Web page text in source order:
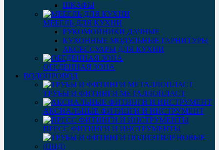
ШКАФЫ
МЕБЕЛЬ ДЛЯ КУХНИ
РУКОМОЙНИКИ ДАЧНЫЕ
КУХОННЫЕ МОДУЛЬНЫЕ ГАРНИТУРЫ
АКСЕССУАРЫ ДЛЯ КУХНИ
ОБЕДЕННАЯ ЗОНА
ВОДОПРОВОД
ТРУБЫ И ФИТИНГИ МЕТАЛЛОПЛАСТ
АКСИАЛЬНЫЕ ФИТИНГИ И ИНСТРУМЕНТ
ПРЕСС ФИТИНГИ И ИНСТРУМЕНТЫ